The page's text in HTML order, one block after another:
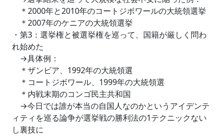
＊2000年と2010年のコートジボワールの大統領選挙
＊2007年のケニアの大統領選挙
・第3：選挙権と被選挙権を巡って、国籍が厳しく問わ
れ始めた
→具体例：
＊ザンビア、1992年の大統領選
＊コートジボワール、1999年の大統領選
＊内戦末期のコンゴ民主共和国
→今日では誰が本当の自国人なのかというアイデンテ
ィティを巡る論争が選挙戦の勝利法の1テクニックない
し裏技に